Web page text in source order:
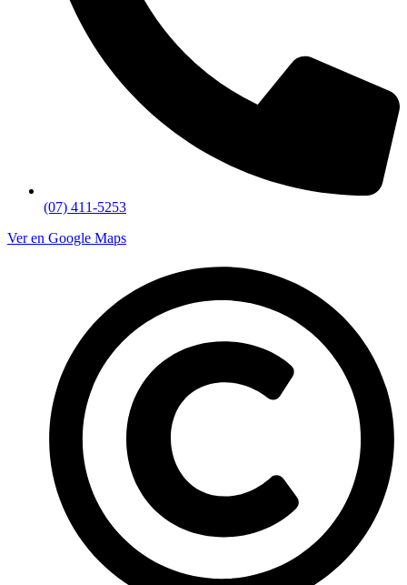
(07) 411-5253
Ver en Google Maps